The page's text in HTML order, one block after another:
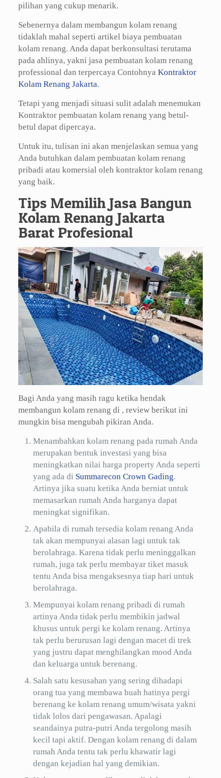
pilihan yang cukup menarik.
Sebenernya dalam membangun kolam renang
tidaklah mahal seperti artikel biaya pembuatan
kolam renang. Anda dapat berkonsultasi terutama
pada ahlinya, yakni jasa pembuatan kolam renang
professional dan terpercaya Contohnya Kontraktor
Kolam Renang Jakarta.
Tetapi yang menjadi situasi sulit adalah menemukan
Kontraktor pembuatan kolam renang yang betul-
betul dapat dipercaya.
Untuk itu, tulisan ini akan menjelaskan semua yang
Anda butuhkan dalam pembuatan kolam renang
pribadi atau komersial oleh kontraktor kolam renang
yang baik.
Tips Memilih Jasa Bangun
Kolam Renang Jakarta
Barat Profesional
Bagi Anda yang masih ragu ketika hendak
membangun kolam renang di , review berikut ini
mungkin bisa mengubah pikiran Anda.
Menambahkan kolam renang pada rumah Anda
merupakan bentuk investasi yang bisa
meningkatkan nilai harga property Anda seperti
yang ada di Summarecon Crown Gading.
Artinya jika suatu ketika Anda berniat untuk
memasarkan rumah Anda harganya dapat
meningkat signifikan.
Apabila di rumah tersedia kolam renang Anda
tak akan mempunyai alasan lagi untuk tak
berolahraga. Karena tidak perlu meninggalkan
rumah, juga tak perlu membayar tiket masuk
tentu Anda bisa mengaksesnya tiap hari untuk
berolahraga.
Mempunyai kolam renang pribadi di rumah
artinya Anda tidak perlu membikin jadwal
khusus untuk pergi ke kolam renang. Artinya
tak perlu berurusan lagi dengan macet di trek
yang justru dapat menghilangkan mood Anda
dan keluarga untuk berenang.
Salah satu kesusahan yang sering dihadapi
orang tua yang membawa buah hatinya pergi
berenang ke kolam renang umum/wisata yakni
tidak lolos dari pengawasan. Apalagi
seandainya putra-putri Anda tergolong masih
kecil tapi aktif. Dengan kolam renang di dalam
rumah Anda tentu tak perlu khawatir lagi
dengan kejadian hal yang demikian.